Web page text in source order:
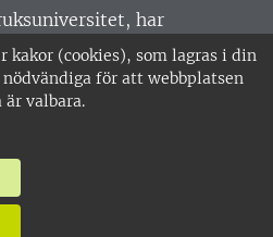
kakor (cookies), som lagras i din
nödvändiga för att webbplatsen
är valbara.
har
Sverige. Huvudorter är
Umeå.SLU är
14001. •
202100-2817 •
av